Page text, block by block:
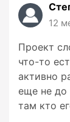
12
Проект
что-то
активно
еще не до
там кто